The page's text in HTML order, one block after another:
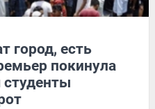
город, есть
покинула
студенты